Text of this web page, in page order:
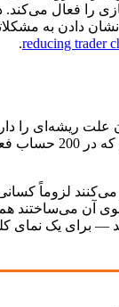
نشان دادن به
reducing trader
.
می‌کنند لزوماً
آن می‌ساختند
— برای یک نمای